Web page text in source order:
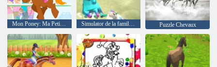
Mon Poney: Ma Petite Race Simulator de la famille Unicorn Monde magique Puzzle Chevaux